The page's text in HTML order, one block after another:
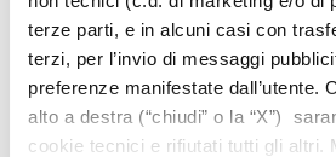
terze parti, e in alcuni casi con
terzi, per l’invio di messaggi
preferenze manifestate dall’utente.
alto a destra (“chiudi” o la “X”)
cookie tecnici e rifiutati tutti gli altri.